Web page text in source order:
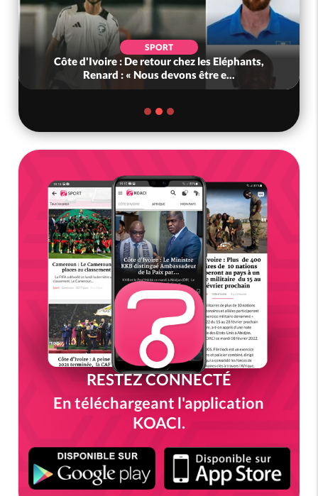
SPORT
d'Ivoire : De retour chez les Eléphants,
Renard : « Nous devons être e...
Ghana :
RESTEZ CONNECTÉ
En téléchargeant l'application
KOACI.